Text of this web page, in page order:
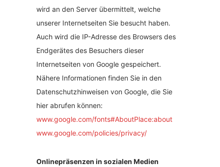
wird an den Server übermittelt, welche
unserer Internetseiten Sie besucht haben.
Auch wird die IP-Adresse des Browsers des
Endgerätes des Besuchers dieser
Internetseiten von Google gespeichert.
Nähere Informationen finden Sie in den
Datenschutzhinweisen von Google, die Sie
hier abrufen können:
www.google.com/fonts#AboutPlace:about
www.google.com/policies/privacy/
Onlinepräsenzen in sozialen Medien